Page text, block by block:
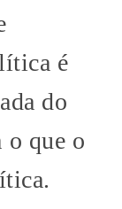
é
do
o que o